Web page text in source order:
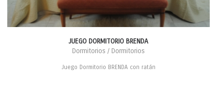
JUEGO DORMITORIO BRENDA
Dormitorios / Dormitorios
Juego Dormitorio BRENDA con ratán